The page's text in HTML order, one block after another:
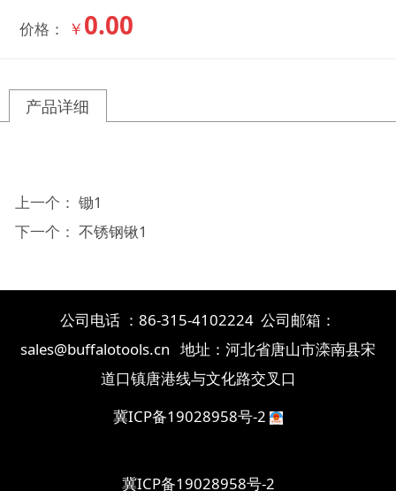
价格： ￥ 0.00
产品详细
上一个： 锄1
下一个： 不锈钢锹1
公司电话 ：86-315-4102224 公司邮箱：
sales@buffalotools.cn 地址：河北省唐山市滦南县宋
道口镇唐港线与文化路交叉口
冀ICP备19028958号-2
冀ICP备19028958号-2